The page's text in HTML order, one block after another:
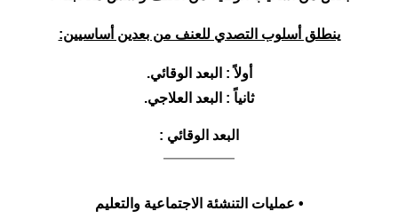
ينطلق أسلوب التصدي للعنف من بعدين أساسيين:
أولاً : البعد الوقائي.
ثانياً : البعد العلاجي.
البعد الوقائي :
—————
• عمليات التنشئة الاجتماعية والتعليم